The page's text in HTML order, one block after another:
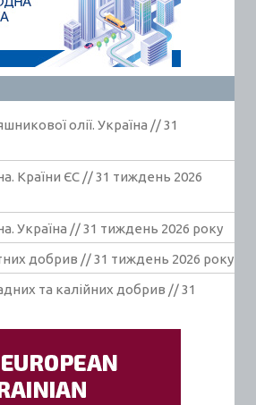
олії. Україна // 31
Країни ЄС // 31 тиждень 2026
Україна // 31 тиждень 2026 року
добрив // 31 тиждень 2026 року
та калійних добрив // 31